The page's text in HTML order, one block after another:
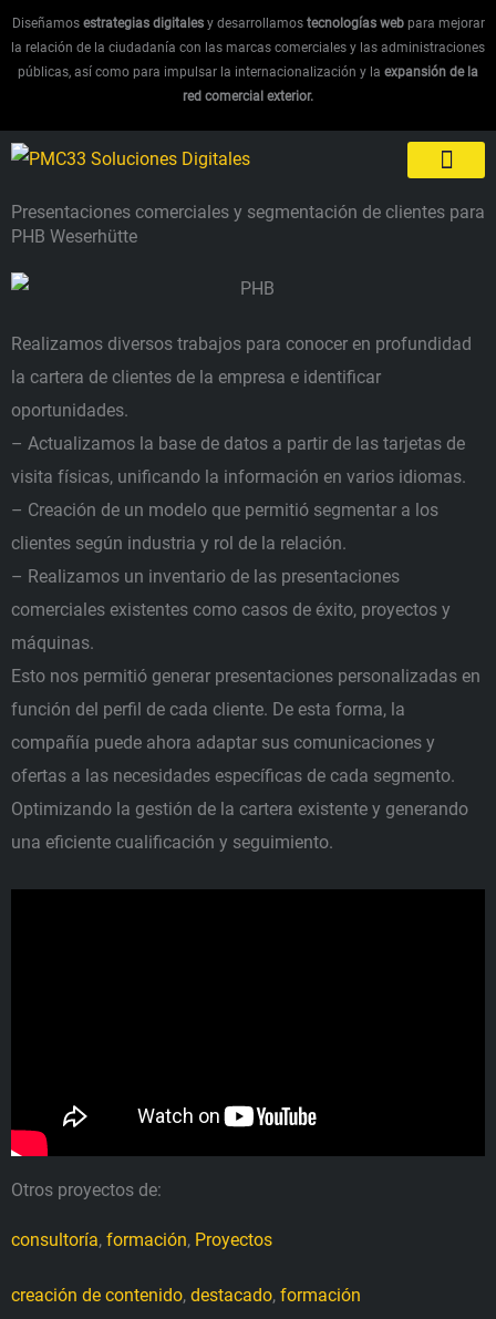
al
contenido
Diseñamosestrategias digitalesy desarrollamos tecnologías webpara mejorar
la relación de la ciudadanía con las marcas comerciales y las administraciones
públicas, así como para impulsar la internacionalización y la expansión de la
red comercial exterior.
Presentaciones comerciales y segmentación de clientes para
PHB Weserhütte
Realizamos diversos trabajos para conocer en profundidad
la cartera de clientes de la empresa e identificar
oportunidades.
– Actualizamos la base de datos a partir de las tarjetas de
visita físicas, unificando la información en varios idiomas.
– Creación de un modelo que permitió segmentar a los
clientes según industria y rol de la relación.
– Realizamos un inventario de las presentaciones
comerciales existentes como casos de éxito, proyectos y
máquinas.
Esto nos permitió generar presentaciones personalizadas en
función del perfil de cada cliente. De esta forma, la
compañía puede ahora adaptar sus comunicaciones y
ofertas a las necesidades específicas de cada segmento.
Optimizando la gestión de la cartera existente y generando
una eficiente cualificación y seguimiento.
Otros proyectos de:
consultoría, formación, Proyectos
creación de contenido, destacado, formación